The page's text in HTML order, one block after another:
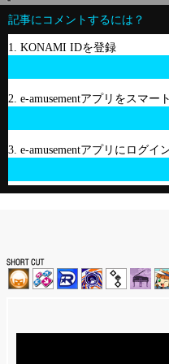
記事にコメントするには？
1. KONAMI IDを登録
2. e-amusementアプリをスマ
3. e-amusementアプリにログイ